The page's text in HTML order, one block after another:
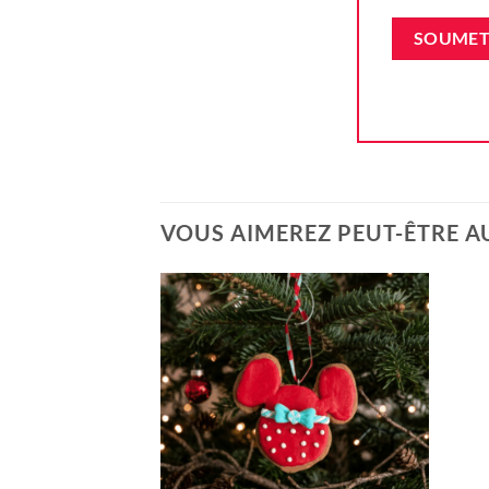
VOUS AIMEREZ PEUT-ÊTRE
Ajouter
à la liste
d'envie